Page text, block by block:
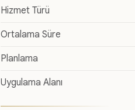
Hizmet Türü
Ortalama Süre
Planlama
Uygulama Alanı